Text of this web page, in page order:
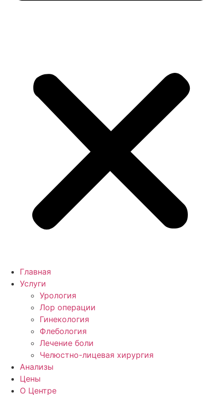
Главная
Услуги
Урология
Лор операции
Гинекология
Флебология
Лечение боли
Челюстно-лицевая хирургия
Анализы
Цены
О Центре